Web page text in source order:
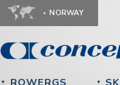
NORWAY
▼ ▼